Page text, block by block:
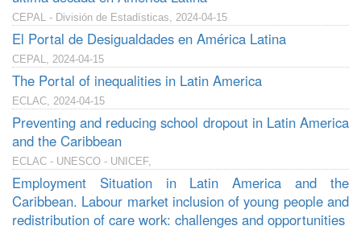
CEPAL - División de Estadísticas, 2024-04-15
El Portal de Desigualdades en América Latina
CEPAL, 2024-04-15
The Portal of inequalities in Latin America
ECLAC, 2024-04-15
Preventing and reducing school dropout in Latin America
and the Caribbean
ECLAC - UNESCO - UNICEF,
Employment Situation in Latin America and the
Caribbean. Labour market inclusion of young people and
redistribution of care work: challenges and opportunities